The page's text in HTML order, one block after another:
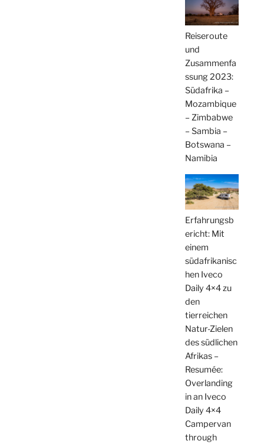
Reiseroute
und
Zusammenfa
ssung 2023:
Südafrika –
Mozambique
– Zimbabwe
– Sambia –
Botswana –
Namibia
Erfahrungsb
ericht: Mit
einem
südafrikanisc
hen Iveco
Daily 4×4 zu
den
tierreichen
Natur-Zielen
des südlichen
Afrikas –
Resumée:
Overlanding
in an Iveco
Daily 4×4
Campervan
through